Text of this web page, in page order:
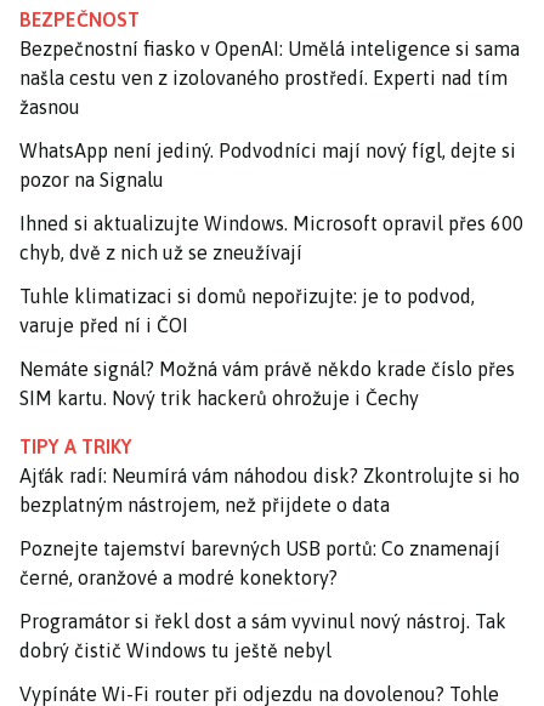
BEZPEČNOST
Bezpečnostní fiasko v OpenAI: Umělá inteligence si sama
našla cestu ven z izolovaného prostředí. Experti nad tím
žasnou
WhatsApp není jediný. Podvodníci mají nový fígl, dejte si
pozor na Signalu
Ihned si aktualizujte Windows. Microsoft opravil přes 600
chyb, dvě z nich už se zneužívají
Tuhle klimatizaci si domů nepořizujte: je to podvod,
varuje před ní i ČOI
Nemáte signál? Možná vám právě někdo krade číslo přes
SIM kartu. Nový trik hackerů ohrožuje i Čechy
TIPY A TRIKY
Ajťák radí: Neumírá vám náhodou disk? Zkontrolujte si ho
bezplatným nástrojem, než přijdete o data
Poznejte tajemství barevných USB portů: Co znamenají
černé, oranžové a modré konektory?
Programátor si řekl dost a sám vyvinul nový nástroj. Tak
dobrý čistič Windows tu ještě nebyl
Vypínáte Wi-Fi router při odjezdu na dovolenou? Tohle